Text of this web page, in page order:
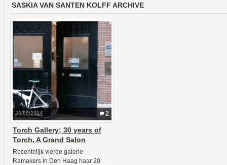
SASKIA VAN SANTEN KOLFF ARCHIVE
2
28/09/2014
Torch Gallery; 30 years of
Torch, A Grand Salon
Recentelijk vierde galerie
Ramakers in Den Haag haar 20